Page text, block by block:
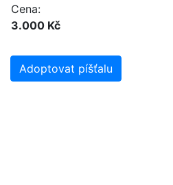
Cena:
3.000 Kč
Adoptovat píšťalu